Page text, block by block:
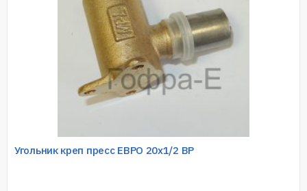
Угольник креп пресс ЕВРО 20х1/2 ВР